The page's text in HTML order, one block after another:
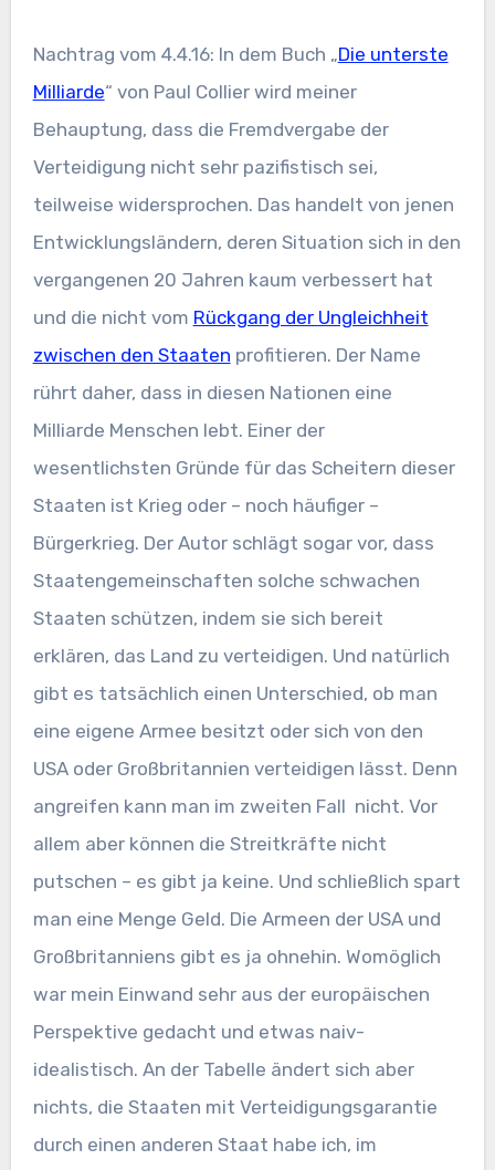
Nachtrag vom 4.4.16: In dem Buch „Die unterste
Milliarde“ von Paul Collier wird meiner
Behauptung, dass die Fremdvergabe der
Verteidigung nicht sehr pazifistisch sei,
teilweise widersprochen. Das handelt von jenen
Entwicklungsländern, deren Situation sich in den
vergangenen 20 Jahren kaum verbessert hat
und die nicht vom Rückgang der Ungleichheit
zwischen den Staaten profitieren. Der Name
rührt daher, dass in diesen Nationen eine
Milliarde Menschen lebt. Einer der
wesentlichsten Gründe für das Scheitern dieser
Staaten ist Krieg oder – noch häufiger –
Bürgerkrieg. Der Autor schlägt sogar vor, dass
Staatengemeinschaften solche schwachen
Staaten schützen, indem sie sich bereit
erklären, das Land zu verteidigen. Und natürlich
gibt es tatsächlich einen Unterschied, ob man
eine eigene Armee besitzt oder sich von den
USA oder Großbritannien verteidigen lässt. Denn
angreifen kann man im zweiten Fall nicht. Vor
allem aber können die Streitkräfte nicht
putschen – es gibt ja keine. Und schließlich spart
man eine Menge Geld. Die Armeen der USA und
Großbritanniens gibt es ja ohnehin. Womöglich
war mein Einwand sehr aus der europäischen
Perspektive gedacht und etwas naiv-
idealistisch. An der Tabelle ändert sich aber
nichts, die Staaten mit Verteidigungsgarantie
durch einen anderen Staat habe ich, im